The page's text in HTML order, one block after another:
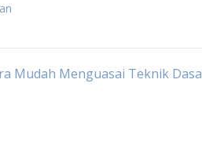
Mudah Menguasai Teknik